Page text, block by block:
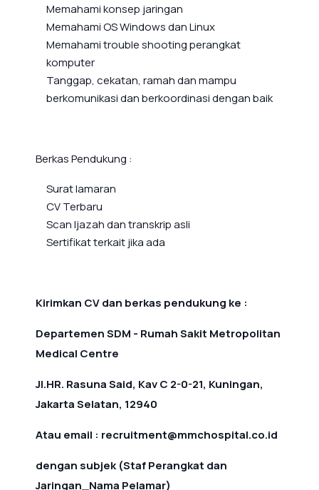
Memahami konsep jaringan
Memahami OS Windows dan Linux
Memahami trouble shooting perangkat
komputer
Tanggap, cekatan, ramah dan mampu
berkomunikasi dan berkoordinasi dengan baik
Berkas Pendukung :
Surat lamaran
CV Terbaru
Scan Ijazah dan transkrip asli
Sertifikat terkait jika ada
Kirimkan CV dan berkas pendukung ke :
Departemen SDM - Rumah Sakit Metropolitan
Medical Centre
Jl.HR. Rasuna Said, Kav C 2-0-21, Kuningan,
Jakarta Selatan, 12940
Atau email : recruitment@mmchospital.co.id
dengan subjek (Staf Perangkat dan
Jaringan_Nama Pelamar)